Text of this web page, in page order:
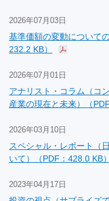
2026年07月03日
基準価額の変動について
232.2 KB）
2026年07月01日
アナリスト・コラム（コ
産業の現在と未来）（
2026年03月10日
スペシャル・レポート（
いて）（PDF：428.0 KB）
2023年04月17日